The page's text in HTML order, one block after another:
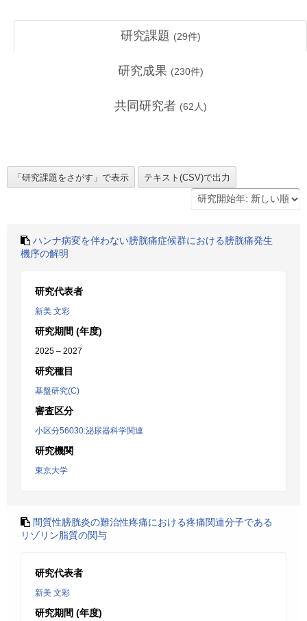
研究課題 (29件)
研究成果 (230件)
共同研究者 (62 人)
ハンナ病変を伴わない膀胱痛症候群における膀胱痛発生
機序の解明
研究代表者
新美 文彩
研究期間 (年度)
2025 – 2027
研究種目
基盤研究(C)
審査区分
小区分56030:泌尿器科学関連
研究機関
東京大学
間質性膀胱炎の難治性疼痛における疼痛関連分子である
リゾリン脂質の関与
研究代表者
新美 文彩
研究期間 (年度)